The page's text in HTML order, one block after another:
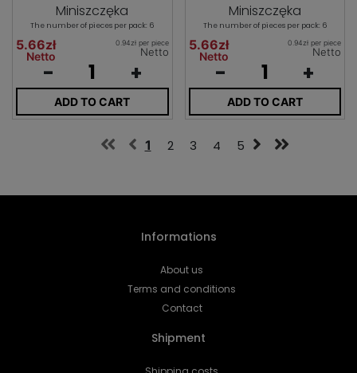
Miniszczęka
The number of pieces per pack: 6
5.66zł
Netto
0.94zł per piece
Netto
- +
ADD TO CART
Miniszczęka
The number of pieces per pack: 6
5.66zł
Netto
0.94zł per piece
Netto
- +
ADD TO CART
1 2 3 4 5
Informations
About us
Terms and conditions
Contact
Shipment